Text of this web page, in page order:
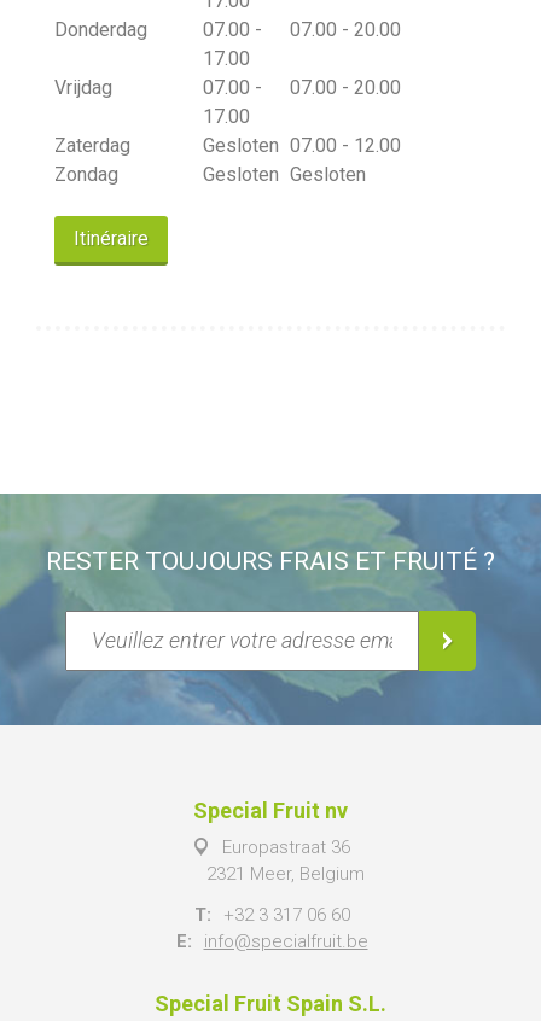
Donderdag
07.00 -
17.00
07.00 - 20.00
Vrijdag
07.00 -
17.00
07.00 - 20.00
Zaterdag Gesloten 07.00 - 12.00
Zondag
Gesloten Gesloten
Itinéraire
RESTER TOUJOURS FRAIS ET FRUITÉ ?
Special Fruit nv
Europastraat 36
2321 Meer, Belgium
T:
+32 3 317 06 60
E:
info@specialfruit.be
Special Fruit Spain S.L.